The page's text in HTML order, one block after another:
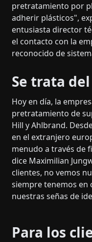
pretratamiento por
adherir plásticos",
entusiasta director
el contacto con la
reconocido de
Se trata
Hoy en día, la
pretratamiento de
Hill y Ahlbrand.
en el extranjero
menudo a través de
dice Maximilian
clientes, no vemos
siempre tenemos en
nuestras señas de
Para los